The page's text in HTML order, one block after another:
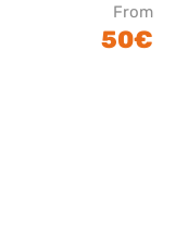
From
50€